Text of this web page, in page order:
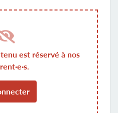
est réservé à nos